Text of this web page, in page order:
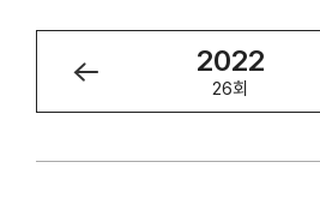
2022
26회